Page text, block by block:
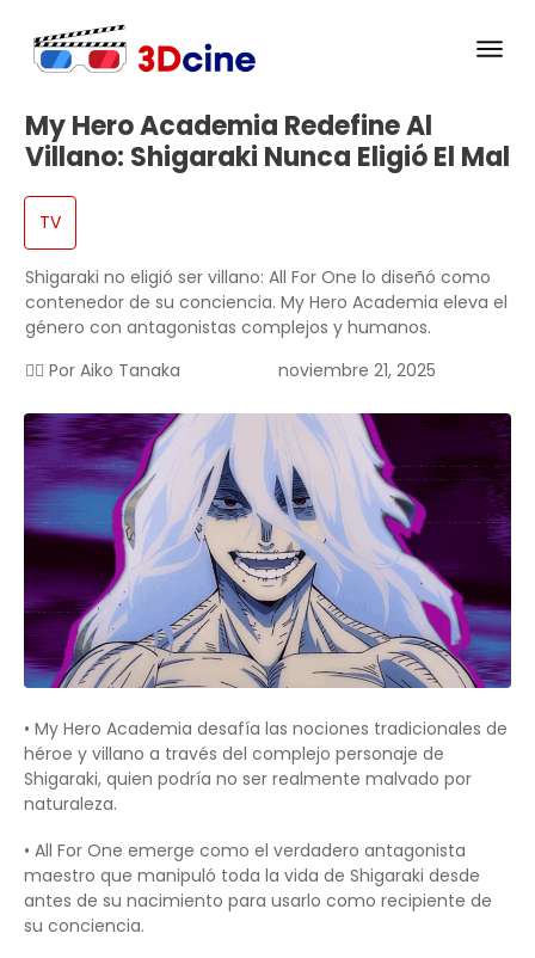
My Hero Academia Redefine Al
Villano: Shigaraki Nunca Eligió El Mal
TV
Shigaraki no eligió ser villano: All For One lo diseñó como
contenedor de su conciencia. My Hero Academia eleva el
género con antagonistas complejos y humanos.
✍🏻 Por Aiko Tanaka noviembre 21, 2025
• My Hero Academia desafía las nociones tradicionales de
héroe y villano a través del complejo personaje de
Shigaraki, quien podría no ser realmente malvado por
naturaleza.
• All For One emerge como el verdadero antagonista
maestro que manipuló toda la vida de Shigaraki desde
antes de su nacimiento para usarlo como recipiente de
su conciencia.